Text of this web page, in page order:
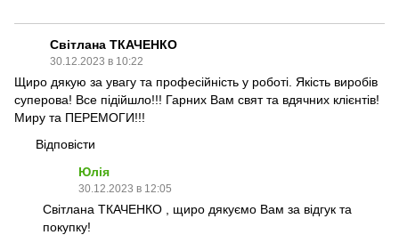
Світлана ТКАЧЕНКО
30.12.2023 в 10:22
Щиро дякую за увагу та професійність у роботі. Якість виробів
суперова! Все підійшло!!! Гарних Вам свят та вдячних клієнтів!
Миру та ПЕРЕМОГИ!!!
Відповісти
Юлія
30.12.2023 в 12:05
Світлана ТКАЧЕНКО , щиро дякуємо Вам за відгук та
покупку!